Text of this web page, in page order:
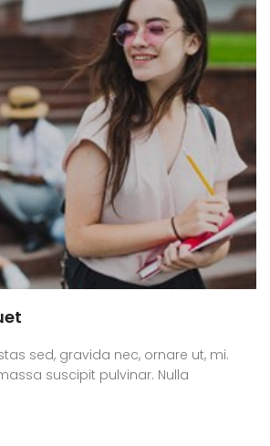
sed, gravida nec, ornare ut, mi.
suscipit pulvinar. Nulla